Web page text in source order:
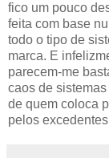
fico um pouco
feita com base
todo o tipo de
marca. E
parecem-me
caos de
de quem coloca
pelos